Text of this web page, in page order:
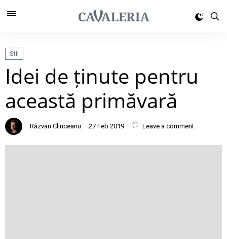
Stil
Idei de ținute pentru
această primăvară
Răzvan Clinceanu 27 Feb 2019 Leave a comment